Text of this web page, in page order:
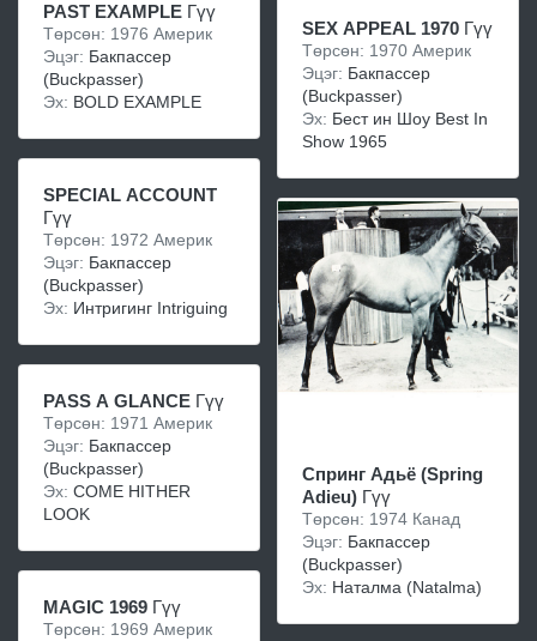
PAST EXAMPLE Гүү
Төрсөн: 1976 Америк
Эцэг: Бакпассер
(Buckpasser)
Эх: BOLD EXAMPLE
SPECIAL ACCOUNT
Гүү
Төрсөн: 1972 Америк
Эцэг: Бакпассер
(Buckpasser)
Эх: Интригинг Intriguing
PASS A GLANCE Гүү
Төрсөн: 1971 Америк
Эцэг: Бакпассер
(Buckpasser)
Эх: COME HITHER
LOOK
MAGIC 1969 Гүү
Төрсөн: 1969 Америк
SEX APPEAL 1970 Гүү
Төрсөн: 1970 Америк
Эцэг: Бакпаccеp
(Buckpasser)
Эх: Бест ин Шоу Best In
Show 1965
Спринг Адьё (Spring
Adieu) Гүү
Төрсөн: 1974 Канад
Эцэг: Бакпаccеp
(Buckpasser)
Эх: Нaтaлмa (Natalma)